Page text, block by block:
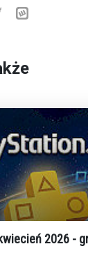
2026 -